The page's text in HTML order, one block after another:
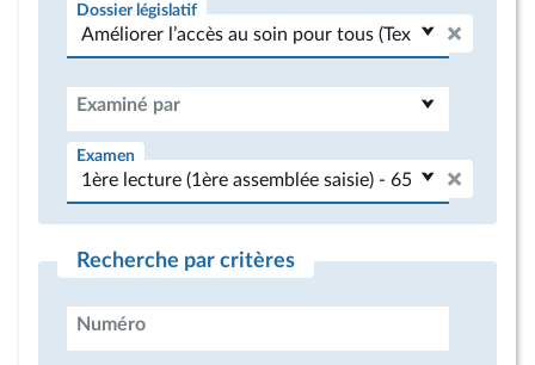
Dossier législatif
Examiné par
Examen
Recherche par critères
Numéro